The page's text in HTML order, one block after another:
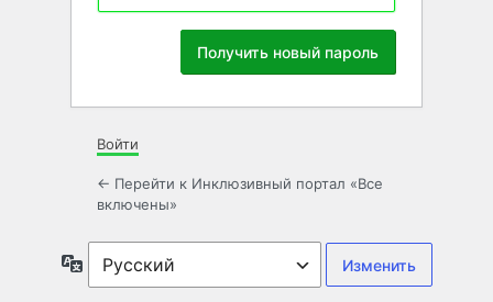
Войти
← Перейти к Инклюзивный портал «Все
включены»
Язык